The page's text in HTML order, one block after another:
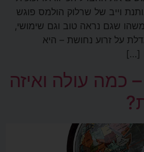
וייב של שרלוק הולמס פוגש
שגם נראה טוב וגם שימושי,
על זרוע נחושת – היא
[…]
כמה עולה ואיזה